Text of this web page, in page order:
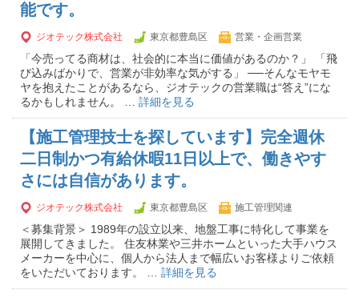
能です。
ジオテック株式会社 東京都豊島区 営業・企画営業
「今売ってる商材は、社会的に本当に価値があるのか？」 「飛
び込みばかりで、営業が非効率な気がする」 ──そんなモヤモ
ヤを抱えたことがあるなら、ジオテックの営業職は“答え”にな
るかもしれません。 … 詳細を見る
【施工管理技士を探しています】完全週休
二日制かつ有給休暇11日以上で、働きやす
さには自信があります。
ジオテック株式会社 東京都豊島区 施工管理関連
＜募集背景＞ 1989年の設立以来、地盤工事に特化して事業を
展開してきました。 住友林業や三井ホームといった大手ハウス
メーカーを中心に、個人から法人まで幅広いお客様よりご依頼
をいただいております。 … 詳細を見る